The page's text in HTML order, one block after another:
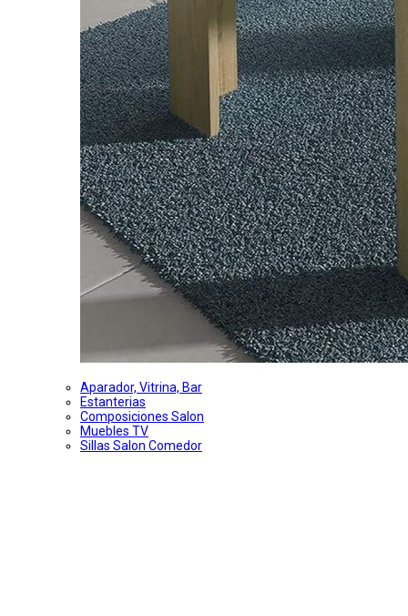
Aparador, Vitrina, Bar
Estanterias
Composiciones Salon
Muebles TV
Sillas Salon Comedor